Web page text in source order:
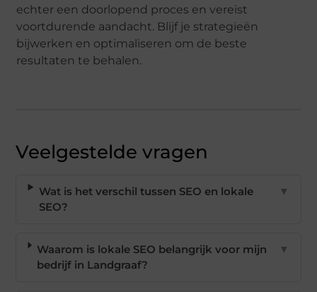
echter een doorlopend proces en vereist
voortdurende aandacht. Blijf je strategieën
bijwerken en optimaliseren om de beste
resultaten te behalen.
Veelgestelde vragen
Wat is het verschil tussen SEO en lokale
SEO?
▼
Waarom is lokale SEO belangrijk voor mijn
bedrijf in Landgraaf?
▼